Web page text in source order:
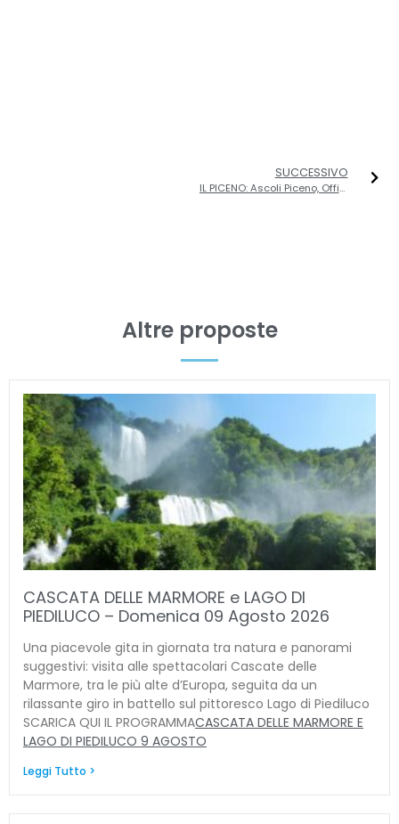
SUCCESSIVO
IL PICENO: Ascoli Piceno, Offida, Fermo, Riviera delle Palme, Civitella del Tronto
Altre proposte
CASCATA DELLE MARMORE e LAGO DI
PIEDILUCO – Domenica 09 Agosto 2026
Una piacevole gita in giornata tra natura e panorami
suggestivi: visita alle spettacolari Cascate delle
Marmore, tra le più alte d’Europa, seguita da un
rilassante giro in battello sul pittoresco Lago di Piediluco
SCARICA QUI IL PROGRAMMACASCATA DELLE MARMORE E
LAGO DI PIEDILUCO 9 AGOSTO
Leggi Tutto >